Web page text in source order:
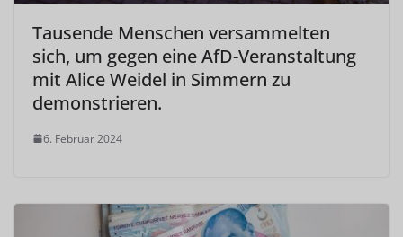
Tausende Menschen versammelten
sich, um gegen eine AfD-Veranstaltung
mit Alice Weidel in Simmern zu
demonstrieren.
6. Februar 2024